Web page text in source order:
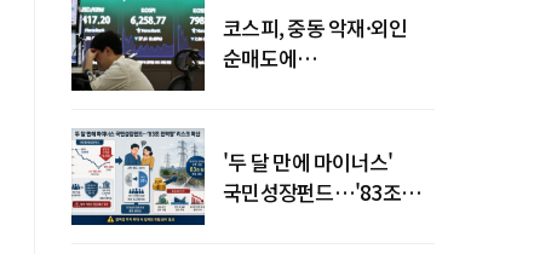
코스피, 중동 악재·외인
순매도에
'두 달 만에 마이너스'
국민성장펀드…'83조